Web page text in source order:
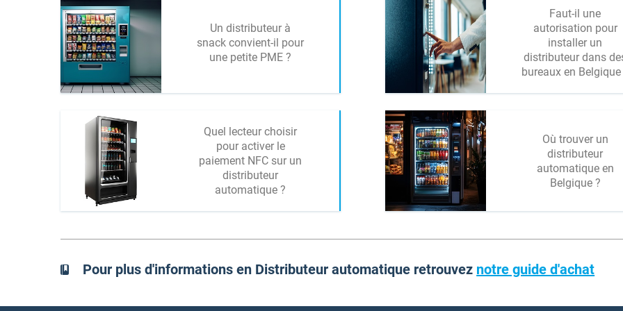
Un distributeur à
snack convient-il pour
une petite PME ?
Faut-il une
autorisation pour
installer un
distributeur dans
bureaux en Belgique
Quel lecteur choisir
pour activer le
paiement NFC sur un
distributeur
automatique ?
Où trouver un
distributeur
automatique en
Belgique ?
Pour plus d'informations en Distributeur automatique retrouvez notre guide d'achat